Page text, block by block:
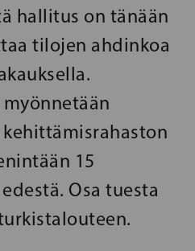
hallitus on tänään
tilojen ahdinkoa
15
Osa tuesta